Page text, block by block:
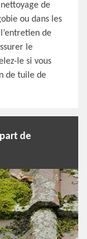
de
ou dans les
de
le
le si vous
de tuile de
de